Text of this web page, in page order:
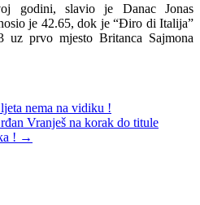
godini, slavio je Danac Jonas
je 42.65, dok je “Điro di Italija”
uz prvo mjesto Britanca Sajmona
nema na vidiku !
Vranješ na korak do titule
! →